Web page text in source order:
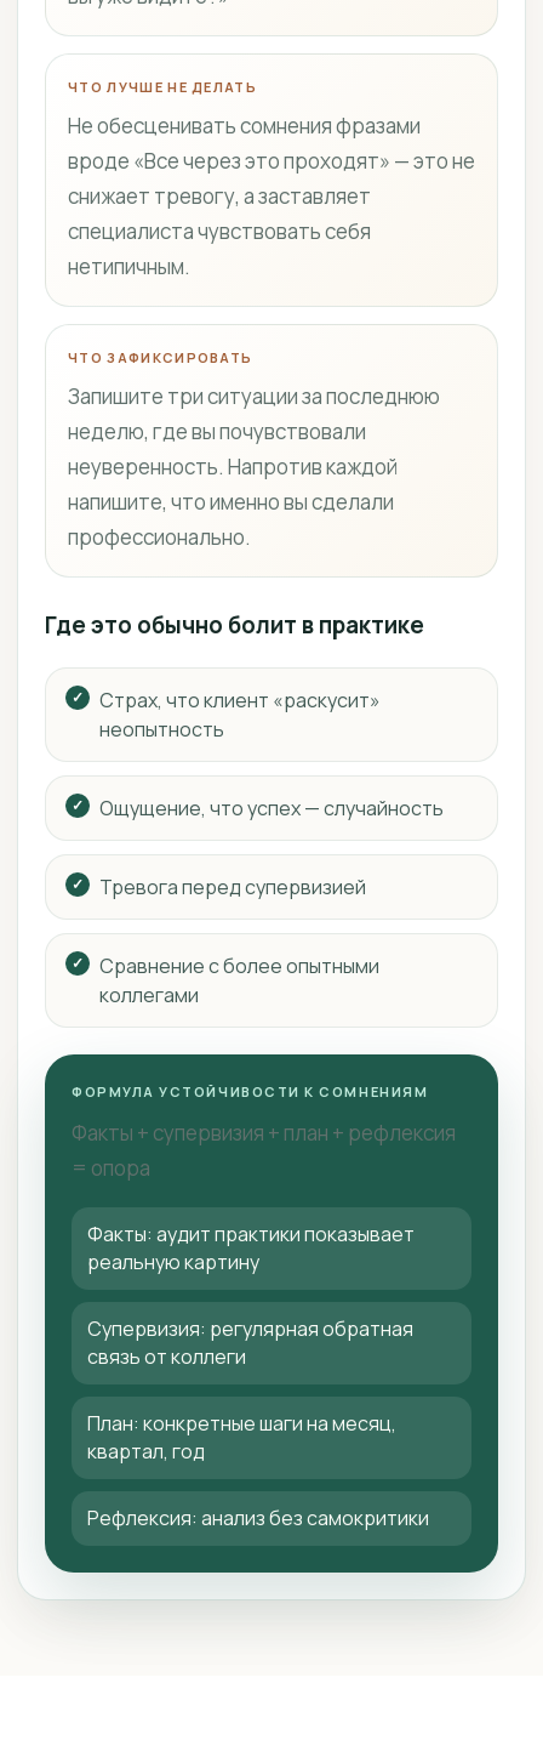
ЧТО ЛУЧШЕ НЕ ДЕЛАТЬ
Не обесценивать сомнения фразами
вроде «Все через это проходят» — это не
снижает тревогу, а заставляет
специалиста чувствовать себя
нетипичным.
ЧТО ЗАФИКСИРОВАТЬ
Запишите три ситуации за последнюю
неделю, где вы почувствовали
неуверенность. Напротив каждой
напишите, что именно вы сделали
профессионально.
Где это обычно болит в практике
Страх, что клиент «раскусит»
неопытность
Ощущение, что успех — случайность
Тревога перед супервизией
Сравнение с более опытными
коллегами
ФОРМУЛА УСТОЙЧИВОСТИ К СОМНЕНИЯМ
Факты + супервизия + план + рефлексия
= опора
Факты: аудит практики показывает
реальную картину
Супервизия: регулярная обратная
связь от коллеги
План: конкретные шаги на месяц,
квартал, год
Рефлексия: анализ без самокритики